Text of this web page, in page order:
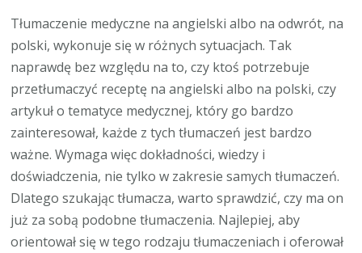
Tłumaczenie medyczne na angielski albo na odwrót, na
polski, wykonuje się w różnych sytuacjach. Tak
naprawdę bez względu na to, czy ktoś potrzebuje
przetłumaczyć receptę na angielski albo na polski, czy
artykuł o tematyce medycznej, który go bardzo
zainteresował, każde z tych tłumaczeń jest bardzo
ważne. Wymaga więc dokładności, wiedzy i
doświadczenia, nie tylko w zakresie samych tłumaczeń.
Dlatego szukając tłumacza, warto sprawdzić, czy ma on
już za sobą podobne tłumaczenia. Najlepiej, aby
orientował się w tego rodzaju tłumaczeniach i oferował